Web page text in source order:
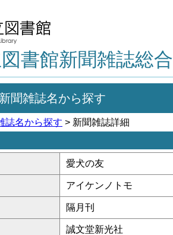
書館新聞雑誌総
新聞雑誌名から探す
誌名から探す > 新聞雑誌詳細
愛犬の友
アイケンノトモ
隔月刊
誠文堂新光社